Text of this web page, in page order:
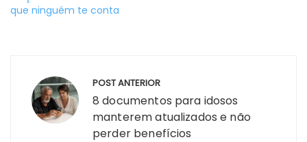
que ninguém te conta
de
Post
POST ANTERIOR
8 documentos para idosos
manterem atualizados e não
perder benefícios